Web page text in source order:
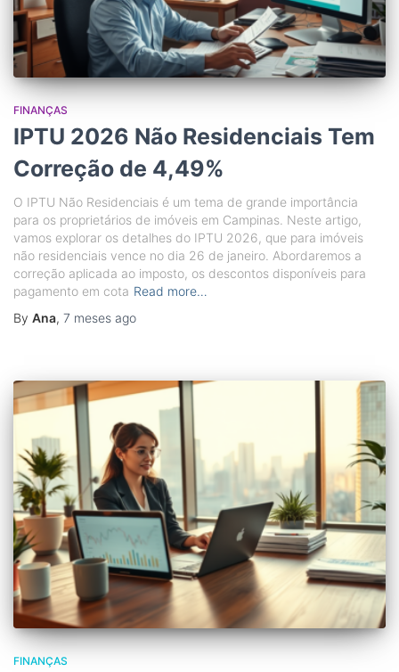
FINANÇAS
IPTU 2026 Não Residenciais Tem
Correção de 4,49%
O IPTU Não Residenciais é um tema de grande importância
para os proprietários de imóveis em Campinas. Neste artigo,
vamos explorar os detalhes do IPTU 2026, que para imóveis
não residenciais vence no dia 26 de janeiro. Abordaremos a
correção aplicada ao imposto, os descontos disponíveis para
pagamento em cota Read more…
By Ana, 7 meses ago
FINANÇAS